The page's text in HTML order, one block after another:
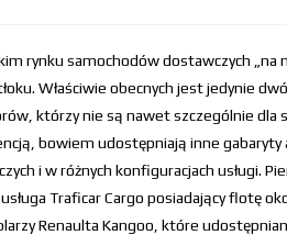
rynku samochodów dostawczych „na
Właściwie obecnych jest jedynie
którzy nie są nawet szczególnie dla
bowiem udostępniają inne gabaryty
i w różnych konfiguracjach usługi.
Traficar Cargo posiadający flotę
Renaulta Kangoo, które